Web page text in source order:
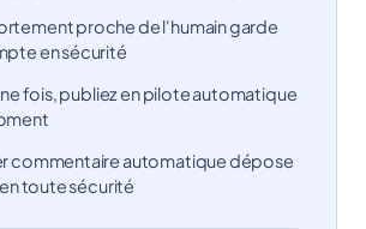
proche de l'humain garde
en sécurité
fois, publiez en pilote automatique
commentaire automatique dépose
toute sécurité